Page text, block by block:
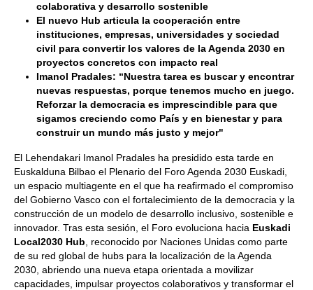
colaborativa y desarrollo sostenible
El nuevo Hub articula la cooperación entre
instituciones, empresas, universidades y sociedad
civil para convertir los valores de la Agenda 2030 en
proyectos concretos con impacto real
Imanol Pradales: “Nuestra tarea es buscar y encontrar
nuevas respuestas, porque tenemos mucho en juego.
Reforzar la democracia es imprescindible para que
sigamos creciendo como País y en bienestar y para
construir un mundo más justo y mejor"
El Lehendakari Imanol Pradales ha presidido esta tarde en
Euskalduna Bilbao el Plenario del Foro Agenda 2030 Euskadi,
un espacio multiagente en el que ha reafirmado el compromiso
del Gobierno Vasco con el fortalecimiento de la democracia y la
construcción de un modelo de desarrollo inclusivo, sostenible e
innovador. Tras esta sesión, el Foro evoluciona hacia Euskadi
Local2030 Hub , reconocido por Naciones Unidas como parte
de su red global de hubs para la localización de la Agenda
2030, abriendo una nueva etapa orientada a movilizar
capacidades, impulsar proyectos colaborativos y transformar el